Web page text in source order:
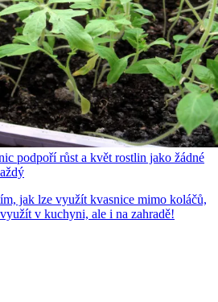
podpoří růst a květ rostlin jako žádné
jak lze využít kvasnice mimo koláčů,
v kuchyni, ale i na zahradě!